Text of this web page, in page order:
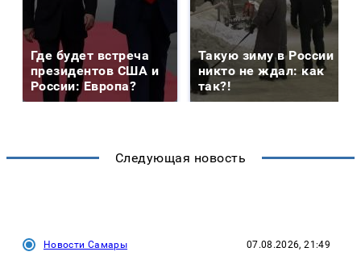
Где будет встреча
президентов США и
России: Европа?
Такую зиму в России
никто не ждал: как
так?!
Следующая новость
Новости Самары 07.08.2026, 21:49